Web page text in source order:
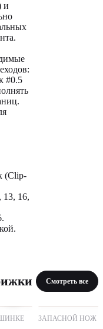
и
#0.5
(Clip-
13, 16,
Смотреть все
ЗАПАСНОЙ НОЖ